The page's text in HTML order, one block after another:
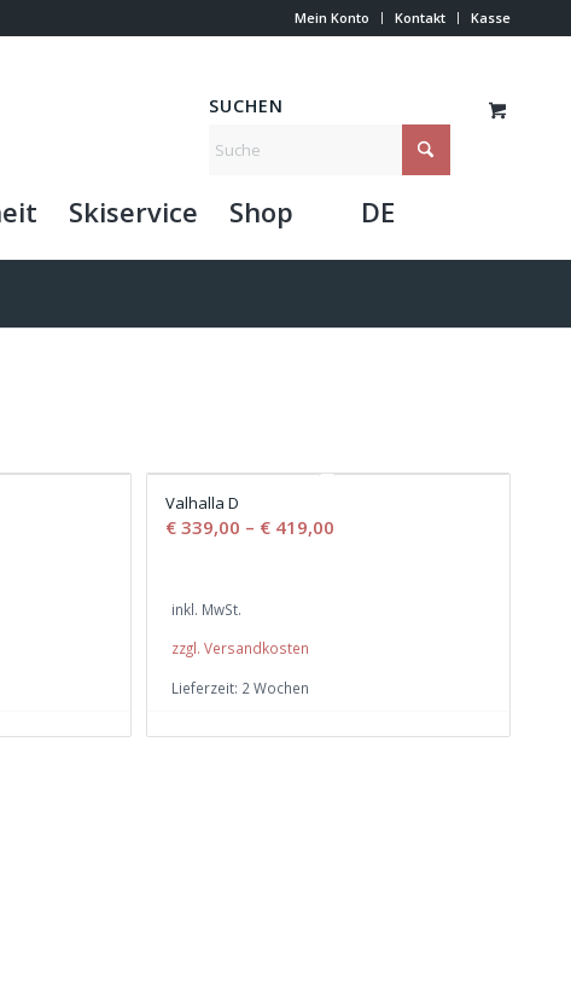
Mein Konto Kontakt Kasse
SUCHEN
Skiservice Shop DE
Valhalla D
€ 339,00 – € 419,00
inkl. MwSt.
zzgl. Versandkosten
Lieferzeit: 2 Wochen